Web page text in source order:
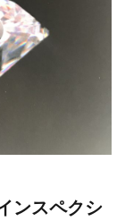
ンスペクシ